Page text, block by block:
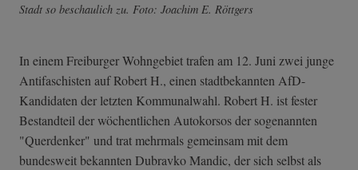
Stadt so beschaulich zu. Foto: Joachim E. Röttgers
In einem Freiburger Wohngebiet trafen am 12. Juni zwei junge
Antifaschisten auf Robert H., einen stadtbekannten AfD-
Kandidaten der letzten Kommunalwahl. Robert H. ist fester
Bestandteil der wöchentlichen Autokorsos der sogenannten
"Querdenker" und trat mehrmals gemeinsam mit dem
bundesweit bekannten Dubravko Mandic, der sich selbst als